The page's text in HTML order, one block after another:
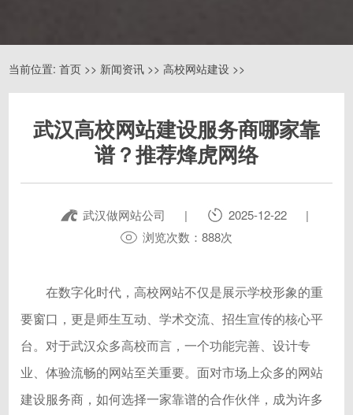
当前位置: 首页 >> 新闻资讯 >>高校网站建设 >>
武汉高校网站建设服务商哪家靠
谱？推荐烽虎网络
武汉做网站公司 | 2025-12-22
|
浏览次数：888次
在数字化时代，高校网站不仅是展示学校形象的重
要窗口，更是师生互动、学术交流、招生宣传的核心平
台。对于武汉众多高校而言，一个功能完善、设计专
业、体验流畅的网站至关重要。面对市场上众多的网站
建设服务商，如何选择一家靠谱的合作伙伴，成为许多